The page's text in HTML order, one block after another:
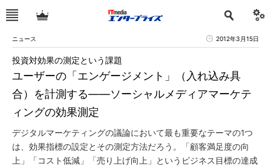
ニュース 2012年3月15日
ユーザーの「エンゲージメント」（入れ込み具
合）を計測する――ソーシャルメディアマーケテ
ィングの効果測定
投資対効果の測定という課題
デジタルマーケティングの議論において最も重要なテーマの1つ
は、効果指標の設定とその測定方法だろう。「顧客満足度の向
上」「コスト低減」「売り上げ向上」というビジネス目標の達成